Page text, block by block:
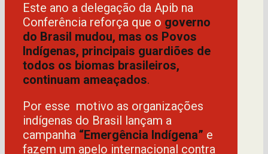
Este ano a delegação da Apib na
Conferência reforça que o governo
do Brasil mudou, mas os Povos
Indígenas, principais guardiões de
todos os biomas brasileiros,
continuam ameaçados.
Por esse motivo as organizações
indígenas do Brasil lançam a
campanha “Emergência Indígena” e
fazem um apelo internacional contra